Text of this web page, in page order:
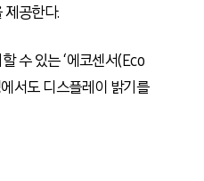
제공한다.
수 있는 ‘에코센서(Eco
서도 디스플레이 밝기를